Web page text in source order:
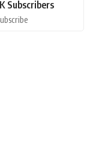
Subscribers